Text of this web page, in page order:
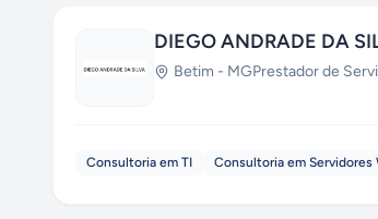
DIEGO ANDRADE DA
Betim - MGPrestador de
Consultoria em TI Consultoria em Servidores